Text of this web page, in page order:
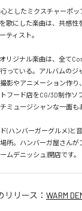
としたミクスチャーポッ
歌にした楽曲は、共感性
ティスト。
リジナル楽曲は、全て
っている。アルバムのジ
影やアニメーション作
フード店をCG/3D制作ソ
ミュージシャンな一面も
(ハンバーガーグルメ)と
所。ハンバーガ屋さんが
ムデニッシュ)開店です。
リリース： WARM